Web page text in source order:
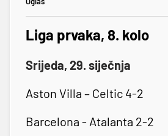
Liga prvaka, 8. kolo
Srijeda, 29. siječnja
Aston Villa – Celtic 4-2
Barcelona - Atalanta 2-2